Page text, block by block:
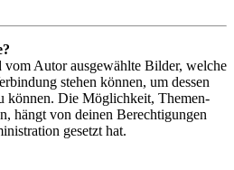
vom Autor ausgewählte Bilder, welche
stehen können, um dessen
können. Die Möglichkeit, Themen-
hängt von deinen Berechtigungen
gesetzt hat.